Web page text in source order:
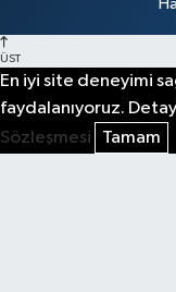
ÜST
En iyi site deneyimi
faydalanıyoruz.
Sözleşmesi
Tamam